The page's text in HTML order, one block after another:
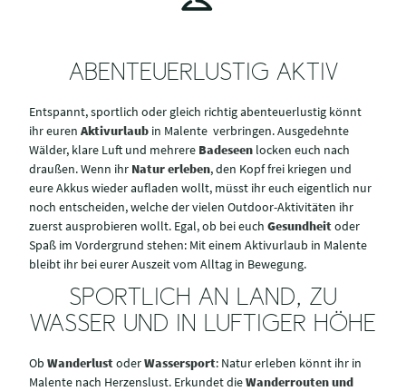
ABENTEUERLUSTIG AKTIV
Entspannt, sportlich oder gleich richtig abenteuerlustig könnt
ihr euren Aktivurlaub in Malente verbringen. Ausgedehnte
Wälder, klare Luft und mehrere Badeseen locken euch nach
draußen. Wenn ihr Natur erleben, den Kopf frei kriegen und
eure Akkus wieder aufladen wollt, müsst ihr euch eigentlich nur
noch entscheiden, welche der vielen Outdoor-Aktivitäten ihr
zuerst ausprobieren wollt. Egal, ob bei euch Gesundheitoder
Spaß im Vordergrund stehen: Mit einem Aktivurlaub in Malente
bleibt ihr bei eurer Auszeit vom Alltag in Bewegung.
SPORTLICH AN LAND, ZU
WASSER UND IN LUFTIGER HÖHE
Ob WanderlustoderWassersport: Natur erleben könnt ihr in
Malente nach Herzenslust. Erkundet dieWanderrouten und